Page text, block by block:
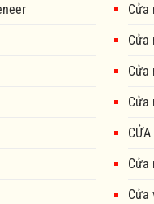
Cửa
Cửa
Cửa
Cửa
Cửa
Cửa